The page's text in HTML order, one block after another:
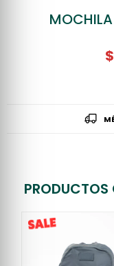
$
PRODUCTOS